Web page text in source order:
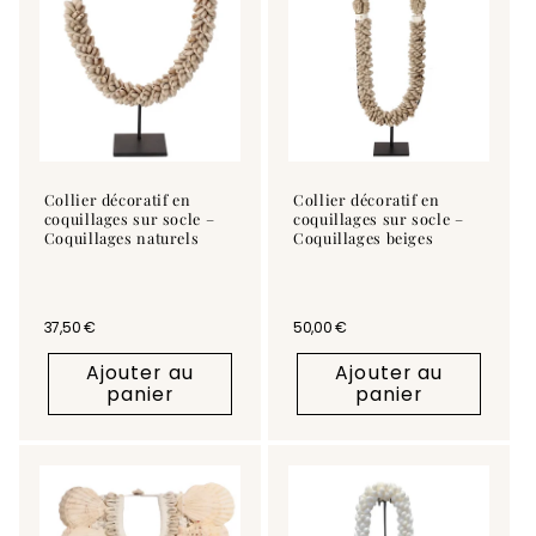
Collier décoratif en
coquillages sur socle –
Coquillages naturels
Prix habituel
37,50 €
Ajouter au
panier
Collier décoratif en
coquillages sur socle –
Coquillages beiges
Prix habituel
50,00 €
Ajouter au
panier